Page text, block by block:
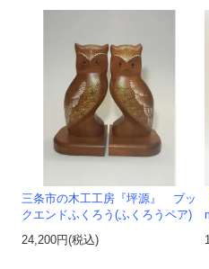
三条市の木工工房『坪源』 ブッ
クエンドふくろう(ふくろうペア)
24,200円(税込)